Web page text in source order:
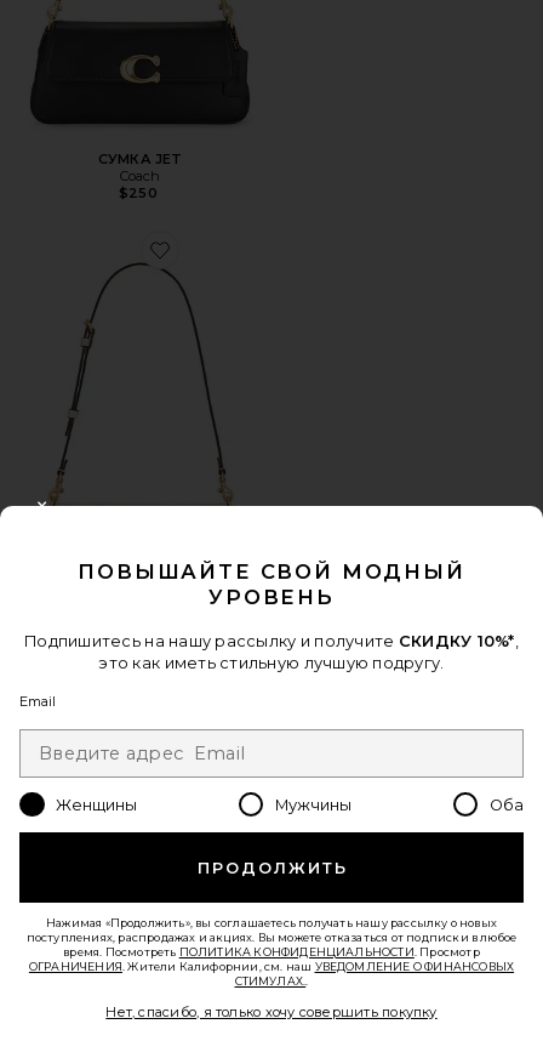
СУМКА JET
Coach
$250
Favorite СУМКА JET
СУМКА JET
Coach
Favorite СУМКА НА ПЛЕЧО QUILTED SUEDE TABBY
ПОВЫШАЙТЕ СВОЙ МОДНЫЙ
УРОВЕНЬ
Подпишитесь на нашу рассылку и получите СКИДКУ 10%*
это как иметь стильную лучшую подругу.
Email
Женщины Мужчины Оба
ПРОДОЛЖИТЬ
Нажимая «Продолжить», вы соглашаетесь получать нашу рассылку о новых
поступлениях, распродажах и акциях. Вы можете отказаться от подписки в любое
время. Посмотреть ПОЛИТИКА КОНФИДЕНЦИАЛЬНОСТИ . Просмотр
ОГРАНИЧЕНИЯ . Жители Калифорнии, см. наш УВЕДОМЛЕНИЕ О ФИНАНСОВЫХ
СТИМУЛАХ.
Нет, спасибо, я только хочу совершить покупку